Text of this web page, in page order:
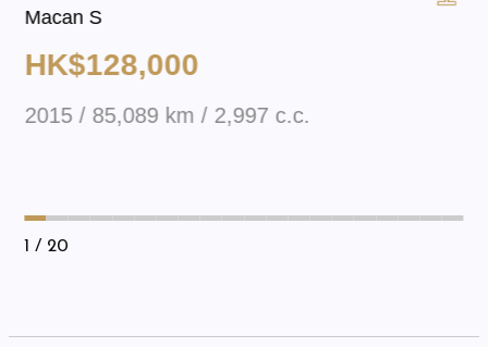
Macan S
HK$128,000
2015 / 85,089 km / 2,997 c.c.
1 / 20